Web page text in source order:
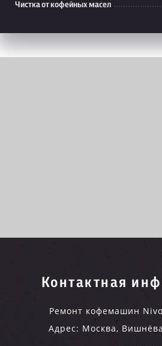
Чистка от кофейных масел
Контактная
Ремонт кофемашин
Адрес: Москва,